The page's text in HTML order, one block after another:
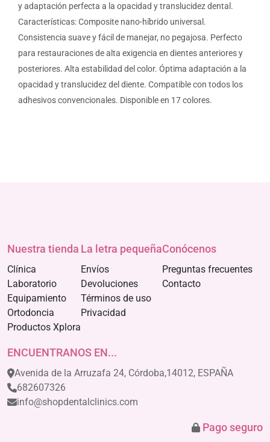
y adaptación perfecta a la opacidad y translucidez dental.
Características: Composite nano-híbrido universal.
Consistencia suave y fácil de manejar, no pegajosa. Perfecto
para restauraciones de alta exigencia en dientes anteriores y
posteriores. Alta estabilidad del color. Óptima adaptación a la
opacidad y translucidez del diente. Compatible con todos los
adhesivos convencionales. Disponible en 17 colores.
Nuestra tienda
Clínica
Laboratorio
Equipamiento
Ortodoncia
Productos Xplora
La letra pequeña
Envíos
Devoluciones
Términos de uso
Privacidad
Conócenos
Preguntas frecuentes
Contacto
ENCUENTRANOS EN...
Avenida de la Arruzafa 24, Córdoba,14012, ESPAÑA
682607326
info@shopdentalclinics.com
Pago seguro